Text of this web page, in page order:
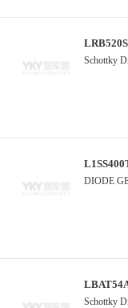
Schottky
DIODE
Schottky